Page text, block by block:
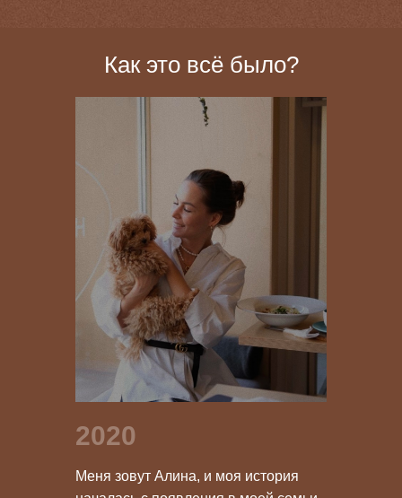
Меня зовут Алина, и моя история
Как это всё было?
2020